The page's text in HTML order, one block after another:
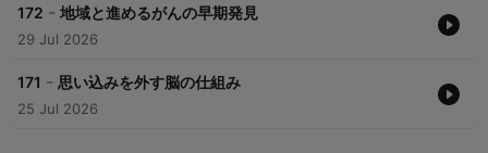
172 - 地域と進めるがんの早期発見
29 Jul 2026
171 - 思い込みを外す脳の仕組み
25 Jul 2026